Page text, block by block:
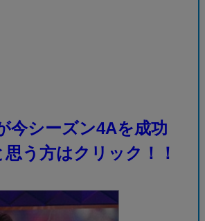
今シーズン4Aを成功
う方はクリック！！